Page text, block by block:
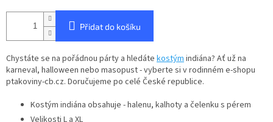
Přidat do košíku
Chystáte se na pořádnou párty a hledáte kostýmindiána? Ať už na
karneval, halloween nebo masopust - vyberte si v rodinném e-shopu
ptakoviny-cb.cz. Doručujeme po celé České republice.
Kostým indiána obsahuje - halenu, kalhoty a čelenku s pérem